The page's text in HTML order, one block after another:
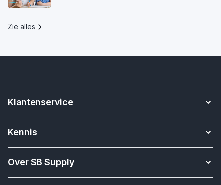
Zie alles
Klantenservice
Contact
Verzending & bezorging
Kennis
Apple Watch bandjes kennisbank
Over SB Supply